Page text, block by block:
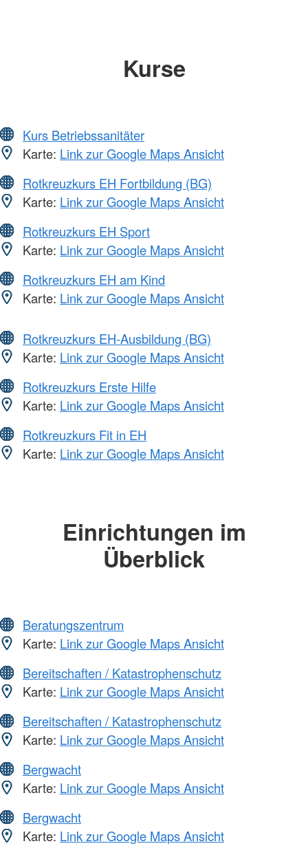
Kurse
Kurs Betriebssanitäter
Karte: Link zur Google Maps Ansicht
Rotkreuzkurs EH Fortbildung (BG)
Karte: Link zur Google Maps Ansicht
Rotkreuzkurs EH Sport
Karte: Link zur Google Maps Ansicht
Rotkreuzkurs EH am Kind
Karte: Link zur Google Maps Ansicht
Rotkreuzkurs EH-Ausbildung (BG)
Karte: Link zur Google Maps Ansicht
Rotkreuzkurs Erste Hilfe
Karte: Link zur Google Maps Ansicht
Rotkreuzkurs Fit in EH
Karte: Link zur Google Maps Ansicht
Einrichtungen im
Überblick
Beratungszentrum
Karte: Link zur Google Maps Ansicht
Bereitschaften / Katastrophenschutz
Karte: Link zur Google Maps Ansicht
Bereitschaften / Katastrophenschutz
Karte: Link zur Google Maps Ansicht
Bergwacht
Karte: Link zur Google Maps Ansicht
Bergwacht
Karte: Link zur Google Maps Ansicht